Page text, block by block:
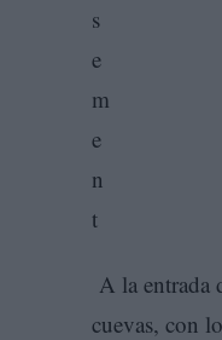
A la entrada
cuevas, con